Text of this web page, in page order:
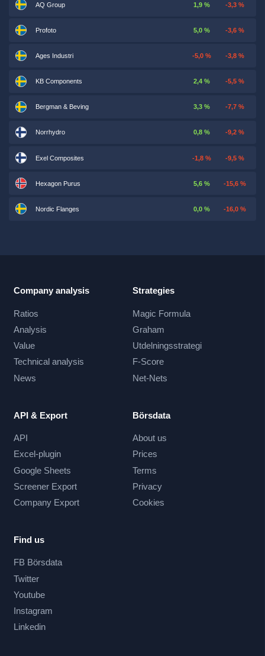
AQ Group 1,9 % -3,3 %
Profoto 5,0 % -3,6 %
Ages Industri -5,0 % -3,8 %
KB Components 2,4 % -5,5 %
Bergman & Beving 3,3 % -7,7 %
Norrhydro 0,8 % -9,2 %
Exel Composites -1,8 % -9,5 %
Hexagon Purus 5,6 % -15,6 %
Nordic Flanges 0,0 % -16,0 %
Company analysis
Ratios
Analysis
Value
Technical analysis
News
Strategies
Magic Formula
Graham
Utdelningsstrategi
F-Score
Net-Nets
API & Export
API
Excel-plugin
Google Sheets
Screener Export
Company Export
Börsdata
About us
Prices
Terms
Privacy
Cookies
Find us
FB Börsdata
Twitter
Youtube
Instagram
Linkedin